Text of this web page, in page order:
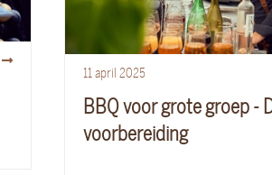
11 april 2025
BBQ voor grote groep -
voorbereiding